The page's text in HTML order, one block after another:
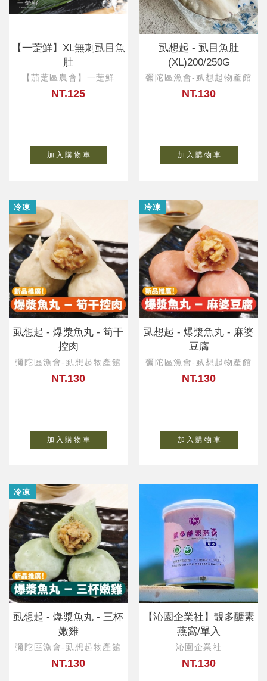
【一萣鮮】XL無刺虱目魚
肚
【茄萣區農會】一萣鮮
NT.125
加 入 購 物 車
虱想起 - 虱目魚肚
(XL)200/250G
彌陀區漁會-虱想起物產館
NT.130
加 入 購 物 車
冷凍
虱想起 - 爆漿魚丸 - 筍干
控肉
彌陀區漁會-虱想起物產館
NT.130
加 入 購 物 車
冷凍
虱想起 - 爆漿魚丸 - 麻婆
豆腐
彌陀區漁會-虱想起物產館
NT.130
加 入 購 物 車
冷凍
虱想起 - 爆漿魚丸 - 三杯
嫩雞
彌陀區漁會-虱想起物產館
NT.130
【沁園企業社】靚多醣素
燕窩/單入
沁園企業社
NT.130